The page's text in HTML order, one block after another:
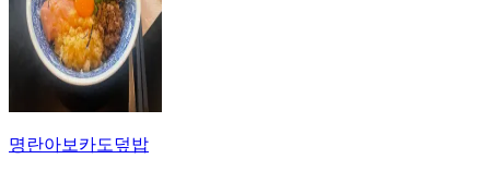
명란아보카도덮밥